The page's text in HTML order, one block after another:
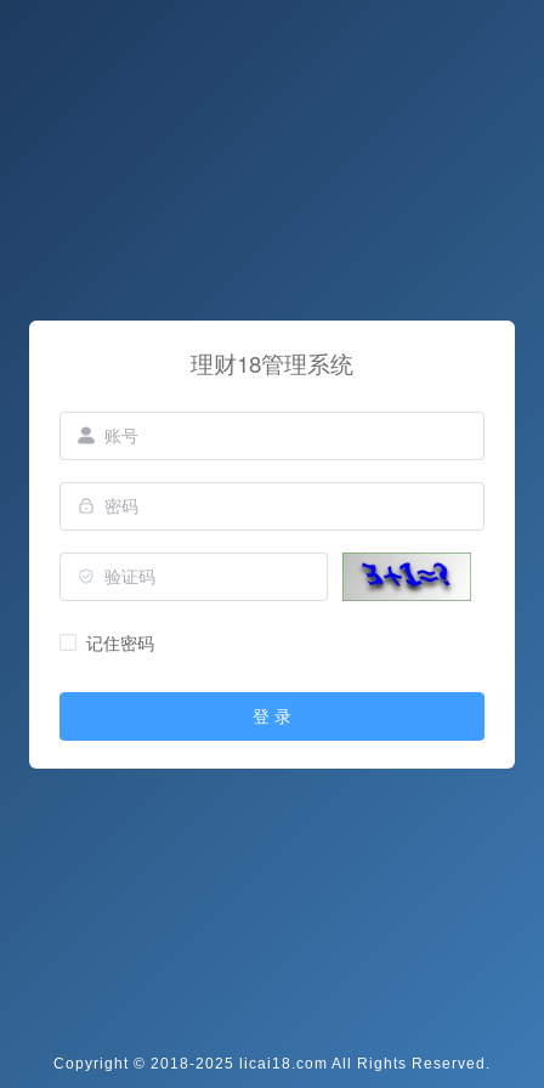
理财18管理系统
记住密码
登 录
Copyright © 2018-2025 licai18.com All Rights Reserved.